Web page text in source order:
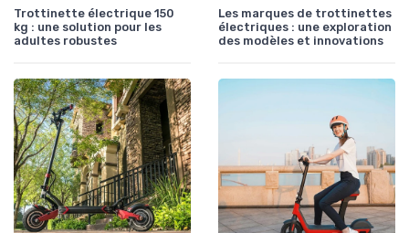
Trottinette électrique 150
kg : une solution pour les
adultes robustes
Les marques de trottinettes
électriques : une exploration
des modèles et innovations